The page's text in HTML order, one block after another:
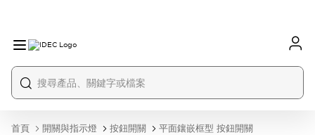
首頁 開關與指示燈 按鈕開關
平面鑲嵌框型 按鈕開關